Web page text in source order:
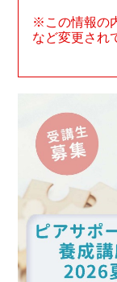
※この情報の
など変更され